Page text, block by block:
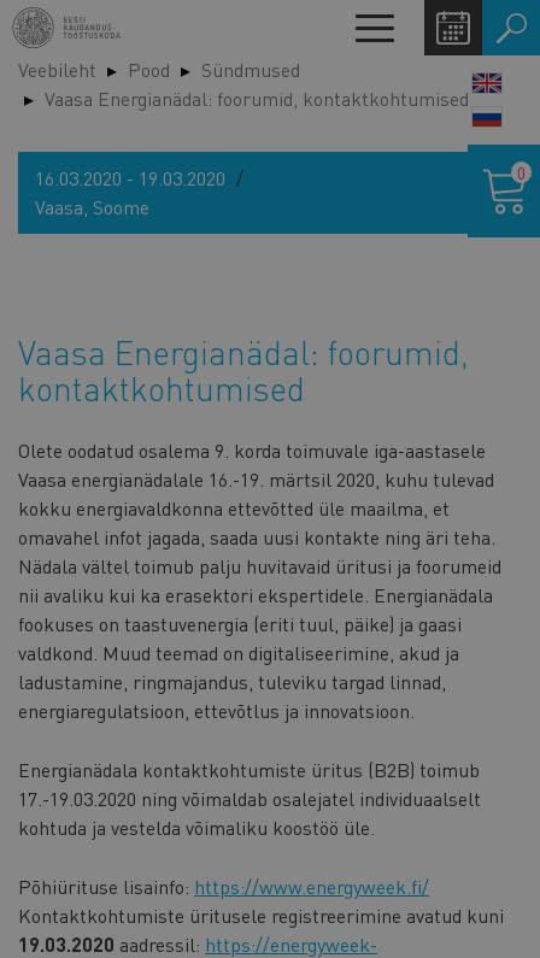
Liigu
edasi
põhisisu
juurde
Toggle
navigation
Veebileht Pood
Sündmused
Vaasa Energianädal: foorumid, kontaktkohtumised
16.03.2020 - 19.03.2020
Vaasa, Soome
Vaasa Energianädal: foorumid,
kontaktkohtumised
Olete oodatud osalema 9. korda toimuvale iga-aastasele
Vaasa energianädalale 16.-19. märtsil 2020, kuhu tulevad
kokku energiavaldkonna ettevõtted üle maailma, et
omavahel infot jagada, saada uusi kontakte ning äri teha.
Nädala vältel toimub palju huvitavaid üritusi ja foorumeid
nii avaliku kui ka erasektori ekspertidele. Energianädala
fookuses on taastuvenergia (eriti tuul, päike) ja gaasi
valdkond. Muud teemad on digitaliseerimine, akud ja
ladustamine, ringmajandus, tuleviku targad linnad,
energiaregulatsioon, ettevõtlus ja innovatsioon.
Energianädala kontaktkohtumiste üritus (B2B) toimub
17.-19.03.2020 ning võimaldab osalejatel individuaalselt
kohtuda ja vestelda võimaliku koostöö üle.
Põhiürituse lisainfo: https://www.energyweek.fi/
Kontaktkohtumiste üritusele registreerimine avatud kuni
19.03.2020 aadressil: https://energyweek-
0